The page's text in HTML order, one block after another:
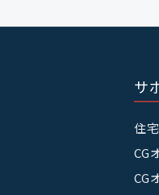
サ
住
CG
CG